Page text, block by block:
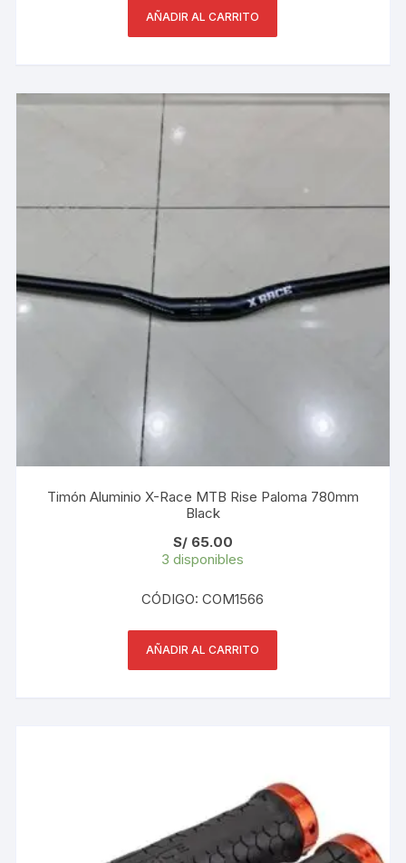
AÑADIR AL CARRITO
Timón Aluminio X-Race MTB Rise Paloma 780mm
Black
S/65.00
3 disponibles
CÓDIGO: COM1566
AÑADIR AL CARRITO